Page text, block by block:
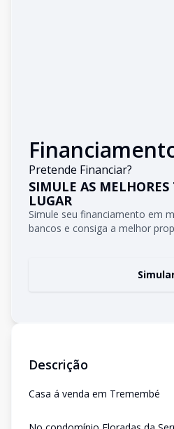
Pretende Financiar?
SIMULE AS
LUGAR
Simule seu financiamento em
bancos e consiga a melhor
Descrição
Casa á venda em Tremembé